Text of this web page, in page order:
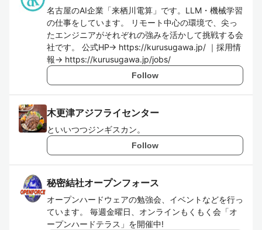
名古屋のAI企業「来栖川電算」です。LLM・機械学習
の仕事をしています。 リモート中心の環境で、尖っ
たエンジニアがそれぞれの強みを活かして挑戦する会
社です。 公式HP→ https://kurusugawa.jp/ ｜採用情
報→ https://kurusugawa.jp/jobs/
Follow
木更津アジフライセンター
といいつつジンギスカン。
Follow
秘密結社オープンフォース
オープンハードウェアの勉強会、イベントなどを行っ
ています。 毎週金曜日、オンラインもくもく会「オ
ープンハードテラス」を開催中!